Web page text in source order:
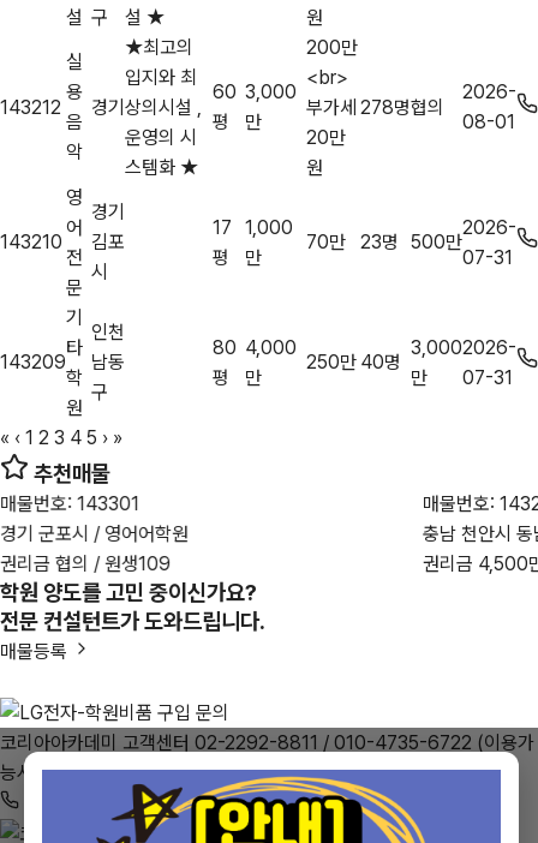
설 구
설 ★
원
143212
실
용
음
악
경기
★최고의
입지와 최
상의시설 ,
운영의 시
스템화 ★
60
평
3,000
만
200만
<br>
부가세
20만
원
278명협의
2026-
08-01
143210
영
어
전
문
경기
김포
시
17
평
1,000
만
70만 23명 500만
2026-
07-31
143209
기
타
학
원
인천
남동
구
80
평
4,000
만
250만 40명
3,000
만
2026-
07-31
« ‹ 1 2 3 4 5 › »
추천매물
매물번호: 143301
경기 군포시 / 영어어학원
권리금 협의 / 원생109
매물번호:
충남 천안시
권리금 4,500
학원 양도를 고민 중이신가요?
전문 컨설턴트가 도와드립니다.
매물등록
코리아아카데미 고객센터 02-2292-8811 / 010-4735-6722 (이용가
능시간 : 평일 10:00 ~ 22:00)